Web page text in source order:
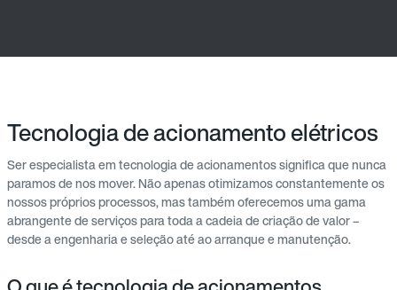
Tecnologia de acionamento elétricos
Ser especialista em tecnologia de acionamentos significa que nunca
paramos de nos mover. Não apenas otimizamos constantemente os
nossos próprios processos, mas também oferecemos uma gama
abrangente de serviços para toda a cadeia de criação de valor –
desde a engenharia e seleção até ao arranque e manutenção.